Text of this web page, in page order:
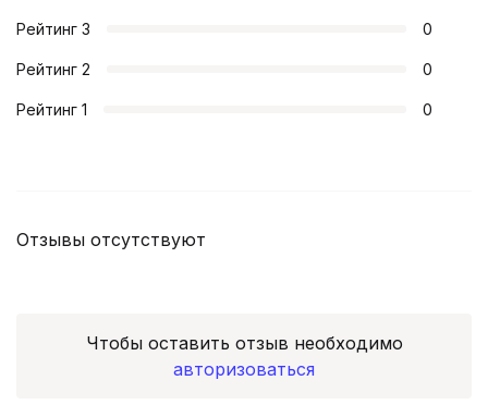
Рейтинг 3 0
Рейтинг 2 0
Рейтинг 1 0
Отзывы отсутствуют
Чтобы оставить отзыв необходимо
авторизоваться